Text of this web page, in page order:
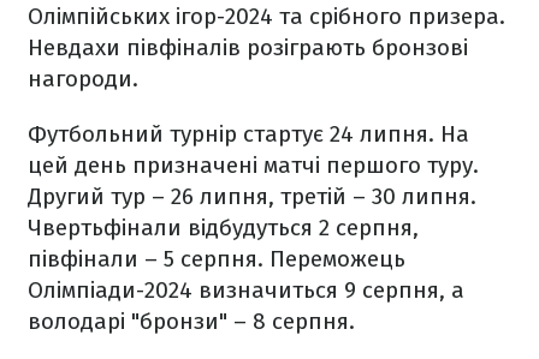
Олімпійських ігор-2024 та срібного призера.
Невдахи півфіналів розіграють бронзові
нагороди.
Футбольний турнір стартує 24 липня. На
цей день призначені матчі першого туру.
Другий тур – 26 липня, третій – 30 липня.
Чвертьфінали відбудуться 2 серпня,
півфінали – 5 серпня. Переможець
Олімпіади-2024 визначиться 9 серпня, а
володарі "бронзи" – 8 серпня.